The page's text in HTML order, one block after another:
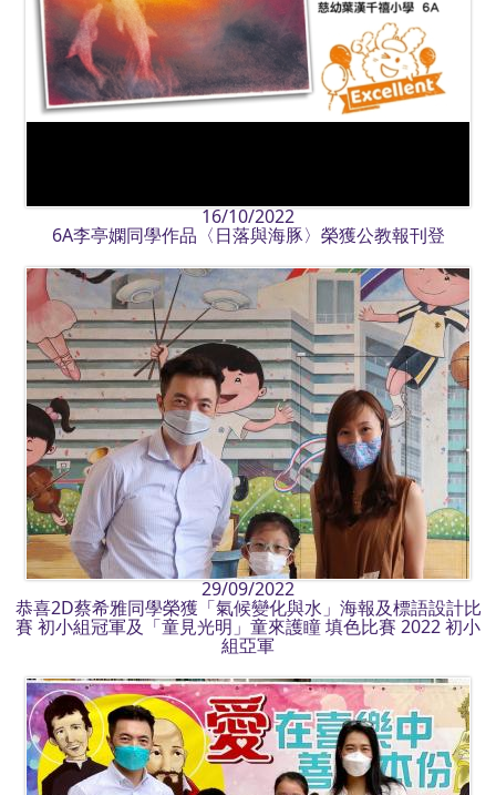
16/10/2022
6A李亭嫻同學作品〈日落與海豚〉榮獲公教報刊登
29/09/2022
恭喜2D蔡希雅同學榮獲「氣候變化與水」海報及標語設計比
賽 初小組冠軍及「童見光明」童來護瞳 填色比賽 2022 初小
組亞軍